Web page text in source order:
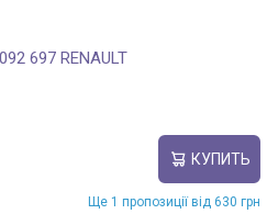
697 RENAULT
КУПИТЬ
Ще 1 пропозиції від 630 грн